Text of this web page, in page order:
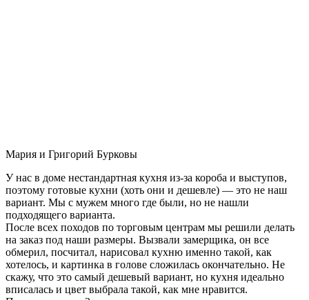
Мария и Григорий Бурковы
У нас в доме нестандартная кухня из-за короба и выступов,
поэтому готовые кухни (хоть они и дешевле) — это не наш
вариант. Мы с мужем много где были, но не нашли
подходящего варианта.
После всех походов по торговым центрам мы решили делать
на заказ под наши размеры. Вызвали замерщика, он все
обмерил, посчитал, нарисовал кухню именно такой, как
хотелось, и картинка в голове сложилась окончательно. Не
скажу, что это самый дешевый вариант, но кухня идеально
вписалась и цвет выбрала такой, как мне нравится.